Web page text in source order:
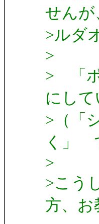
せんが
>ルダ
>
> 「
にして
>（「
く」
>
>こう
方、お